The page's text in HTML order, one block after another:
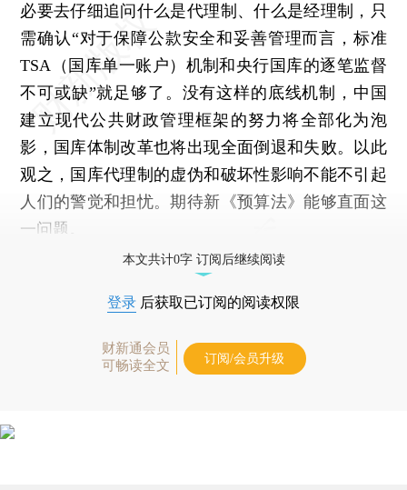
必要去仔细追问什么是代理制、什么是经理制，只
需确认“对于保障公款安全和妥善管理而言，标准
TSA（国库单一账户）机制和央行国库的逐笔监督
不可或缺”就足够了。没有这样的底线机制，中国
建立现代公共财政管理框架的努力将全部化为泡
影，国库体制改革也将出现全面倒退和失败。以此
观之，国库代理制的虚伪和破坏性影响不能不引起
人们的警觉和担忧。期待新《预算法》能够直面这
一问题。
本文共计0字 订阅后继续阅读
登录 后获取已订阅的阅读权限
财新通会员
可畅读全文
订阅/会员升级